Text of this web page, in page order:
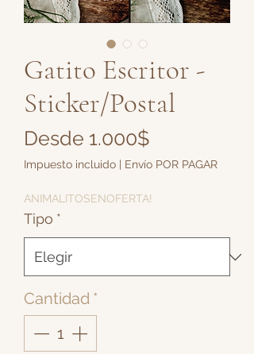
Gatito Escritor -
Sticker/Postal
Desde 1.000$Precio
de
Impuesto incluido Envío POR PAGAR
ANIMALITOSENOFERTA!
Tipo *
Cantidad *